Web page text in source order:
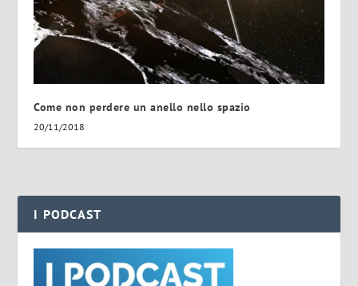
Come non perdere un anello nello spazio
20/11/2018
I PODCAST